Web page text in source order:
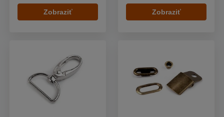
Zobraziť Zobraziť